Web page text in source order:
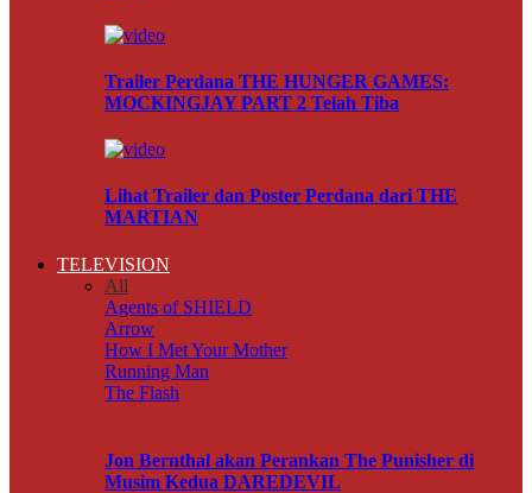
Trailer Perdana THE HUNGER GAMES:
MOCKINGJAY PART 2 Telah Tiba
Lihat Trailer dan Poster Perdana dari THE
MARTIAN
TELEVISION
All
Agents of SHIELD
Arrow
How I Met Your Mother
Running Man
The Flash
Jon Bernthal akan Perankan The Punisher di
Musim Kedua DAREDEVIL